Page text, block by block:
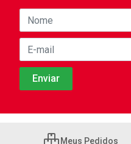
Meus Pedidos